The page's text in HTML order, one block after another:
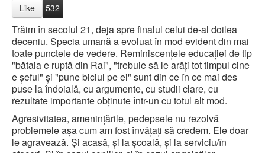
Like
532
Trăim în secolul 21, deja spre finalul celui de-al doilea
deceniu. Specia umană a evoluat în mod evident din mai
toate punctele de vedere. Reminiscențele educației de tip
"bătaia e ruptă din Rai", "trebuie să le arăți tot timpul cine
e șeful" și "pune biciul pe ei" sunt din ce în ce mai des
puse la îndoială, cu argumente, cu studii clare, cu
rezultate importante obținute într-un cu totul alt mod.
Agresivitatea, amenințările, pedepsele nu rezolvă
problemele așa cum am fost învățați să credem. Ele doar
le agravează. Și acasă, și la școală, și la serviciu/în